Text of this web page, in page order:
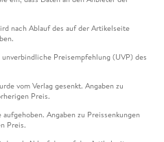
nach Ablauf des auf der Artikelseite
Preisempfehlung (UVP) des
vom Verlag gesenkt. Angaben zu
Preis.
Angaben zu Preissenkungen
Preis.